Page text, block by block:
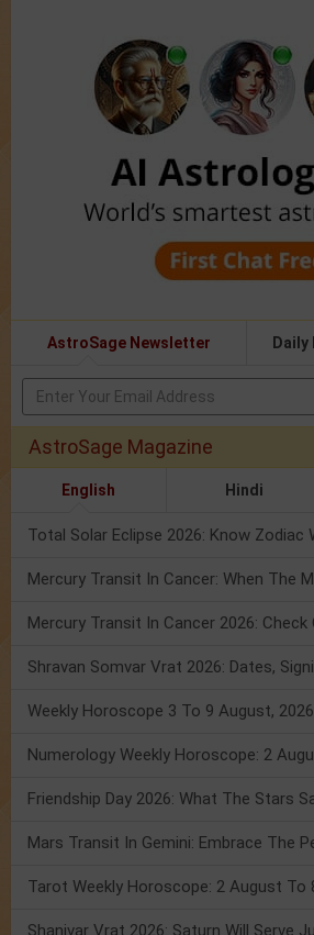
AstroSage Newsletter Daily
AstroSage Magazine
English Hindi
Total Solar Eclipse 2026: Know Zodiac
Numerology Weekly Horoscope: 2
Tarot Weekly Horoscope: 2 August To